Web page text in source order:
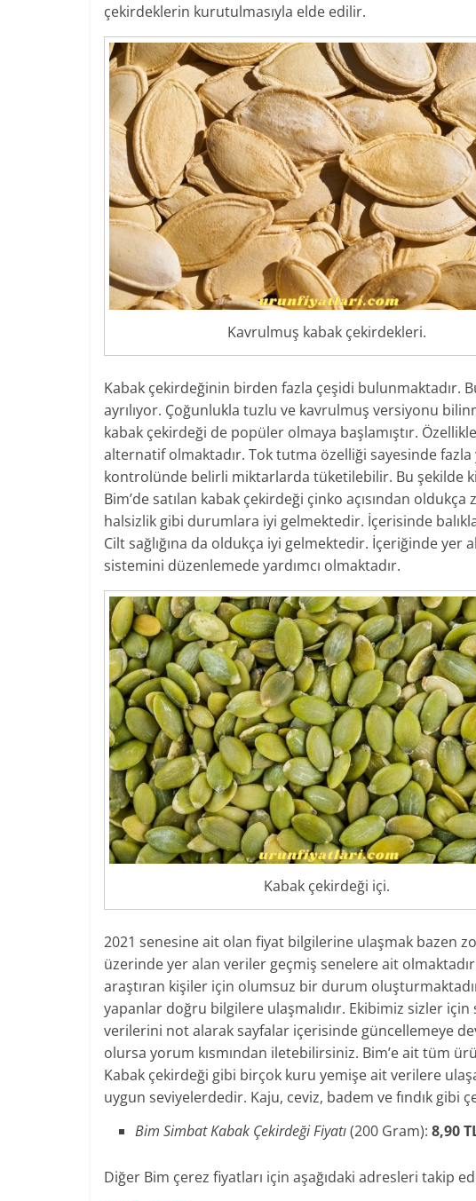
çekirdeklerin kurutulmasıyla elde edilir.
Kavrulmuş kabak çekirdekleri.
Kabak çekirdeğinin birden fazla çeşidi bulunmaktadır.
ayrılıyor. Çoğunlukla tuzlu ve kavrulmuş versiyonu
kabak çekirdeği de popüler olmaya başlamıştır.
alternatif olmaktadır. Tok tutma özelliği sayesinde
kontrolünde belirli miktarlarda tüketilebilir. Bu şekilde
Bim’de satılan kabak çekirdeği çinko açısından
halsizlik gibi durumlara iyi gelmektedir. İçerisinde
Cilt sağlığına da oldukça iyi gelmektedir. İçeriğinde yer
sistemini düzenlemede yardımcı olmaktadır.
Kabak çekirdeği içi.
2021 senesine ait olan fiyat bilgilerine ulaşmak bazen
üzerinde yer alan veriler geçmiş senelere ait
araştıran kişiler için olumsuz bir durum
yapanlar doğru bilgilere ulaşmalıdır. Ekibimiz sizler için
verilerini not alarak sayfalar içerisinde güncellemeye
olursa yorum kısmından iletebilirsiniz. Bim’e ait tüm
Kabak çekirdeği gibi birçok kuru yemişe ait verilere
uygun seviyelerdedir. Kaju, ceviz, badem ve fındık gibi
Bim Simbat Kabak Çekirdeği Fiyatı(200 Gram): 8,90
Diğer Bim çerez fiyatları için aşağıdaki adresleri takip